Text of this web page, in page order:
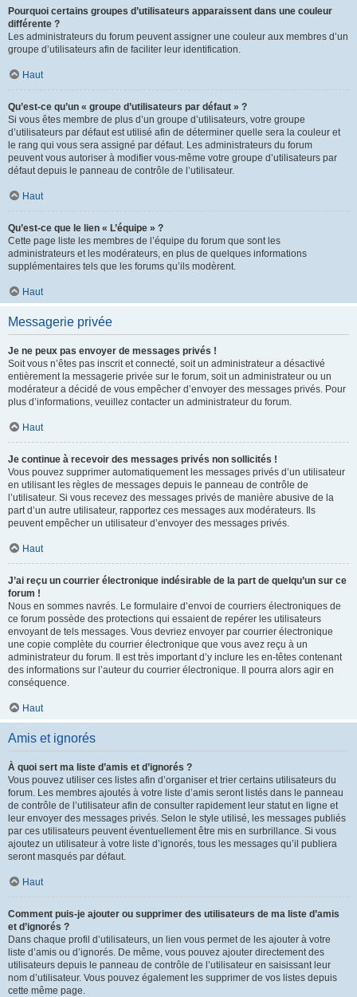
Pourquoi certains groupes d’utilisateurs apparaissent dans une couleur
différente ?
Les administrateurs du forum peuvent assigner une couleur aux membres d’un
groupe d’utilisateurs afin de faciliter leur identification.
Haut
Qu’est-ce qu’un « groupe d’utilisateurs par défaut » ?
Si vous êtes membre de plus d’un groupe d’utilisateurs, votre groupe
d’utilisateurs par défaut est utilisé afin de déterminer quelle sera la couleur et
le rang qui vous sera assigné par défaut. Les administrateurs du forum
peuvent vous autoriser à modifier vous-même votre groupe d’utilisateurs par
défaut depuis le panneau de contrôle de l’utilisateur.
Haut
Qu’est-ce que le lien « L’équipe » ?
Cette page liste les membres de l’équipe du forum que sont les
administrateurs et les modérateurs, en plus de quelques informations
supplémentaires tels que les forums qu’ils modèrent.
Haut
Messagerie privée
Je ne peux pas envoyer de messages privés !
Soit vous n’êtes pas inscrit et connecté, soit un administrateur a désactivé
entièrement la messagerie privée sur le forum, soit un administrateur ou un
modérateur a décidé de vous empêcher d’envoyer des messages privés. Pour
plus d’informations, veuillez contacter un administrateur du forum.
Haut
Je continue à recevoir des messages privés non sollicités !
Vous pouvez supprimer automatiquement les messages privés d’un utilisateur
en utilisant les règles de messages depuis le panneau de contrôle de
l’utilisateur. Si vous recevez des messages privés de manière abusive de la
part d’un autre utilisateur, rapportez ces messages aux modérateurs. Ils
peuvent empêcher un utilisateur d’envoyer des messages privés.
Haut
J’ai reçu un courrier électronique indésirable de la part de quelqu’un sur ce
forum !
Nous en sommes navrés. Le formulaire d’envoi de courriers électroniques de
ce forum possède des protections qui essaient de repérer les utilisateurs
envoyant de tels messages. Vous devriez envoyer par courrier électronique
une copie complète du courrier électronique que vous avez reçu à un
administrateur du forum. Il est très important d’y inclure les en-têtes contenant
des informations sur l’auteur du courrier électronique. Il pourra alors agir en
conséquence.
Haut
Amis et ignorés
À quoi sert ma liste d’amis et d’ignorés ?
Vous pouvez utiliser ces listes afin d’organiser et trier certains utilisateurs du
forum. Les membres ajoutés à votre liste d’amis seront listés dans le panneau
de contrôle de l’utilisateur afin de consulter rapidement leur statut en ligne et
leur envoyer des messages privés. Selon le style utilisé, les messages publiés
par ces utilisateurs peuvent éventuellement être mis en surbrillance. Si vous
ajoutez un utilisateur à votre liste d’ignorés, tous les messages qu’il publiera
seront masqués par défaut.
Haut
Comment puis-je ajouter ou supprimer des utilisateurs de ma liste d’amis
et d’ignorés ?
Dans chaque profil d’utilisateurs, un lien vous permet de les ajouter à votre
liste d’amis ou d’ignorés. De même, vous pouvez ajouter directement des
utilisateurs depuis le panneau de contrôle de l’utilisateur en saisissant leur
nom d’utilisateur. Vous pouvez également les supprimer de vos listes depuis
cette même page.